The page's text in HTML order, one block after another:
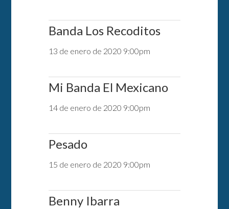
Banda Los Recoditos
13 de enero de 2020 9:00pm
Mi Banda El Mexicano
14 de enero de 2020 9:00pm
Pesado
15 de enero de 2020 9:00pm
Benny Ibarra